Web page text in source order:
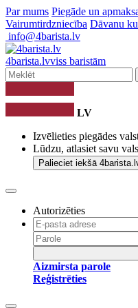
Par mums Piegāde un
Vairumtirdzniecība Dāvanu
info@4barista.lv
4barista.lvviss baristām
LV
Izvēlieties piegādes
Lūdzu, atlasiet savu
Palieciet iekšā
Autorizēties
Aizmirsta parole
Reģistrēties